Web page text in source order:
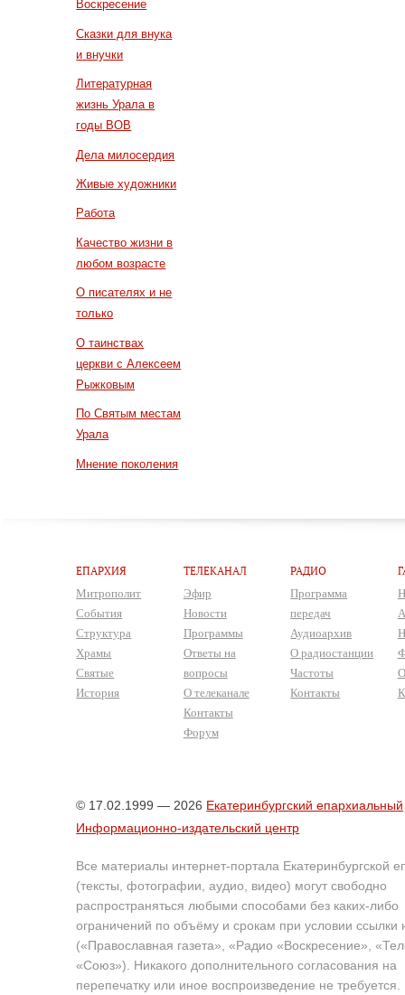
Воскресение
Сказки для внука
и внучки
Литературная
жизнь Урала в
годы ВОВ
Дела милосердия
Живые художники
Работа
Качество жизни в
любом возрасте
О писателях и не
только
О таинствах
церкви с Алексеем
Рыжковым
По Святым местам
Урала
Мнение поколения
ЕПАРХИЯ
Митрополит
События
Структура
Храмы
Святые
История
ТЕЛЕКАНАЛ
Эфир
Новости
Программы
Ответы на
вопросы
О телеканале
Контакты
Форум
РАДИО
Программа
передач
Аудиоархив
О радиостанции
Частоты
Контакты
© 17.02.1999 — 2026 Екатеринбургский епархиальный
Информационно-издательский центр
Все материалы интернет-портала Екатеринбургской
(тексты, фотографии, аудио, видео) могут свободно
распространяться любыми способами без каких-либо
ограничений по объёму и срокам при условии ссылки
(«Православная газета», «Радио «Воскресение»,
«Союз»). Никакого дополнительного согласования на
перепечатку или иное воспроизведение не требуется.